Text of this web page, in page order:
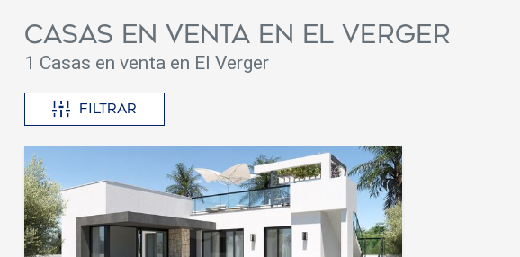
Casas en venta en El Verger
1 Casas en venta en El Verger
Filtrar